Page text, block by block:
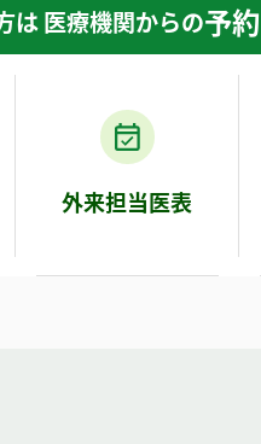
は 医療機関からの予約
外来担当医表